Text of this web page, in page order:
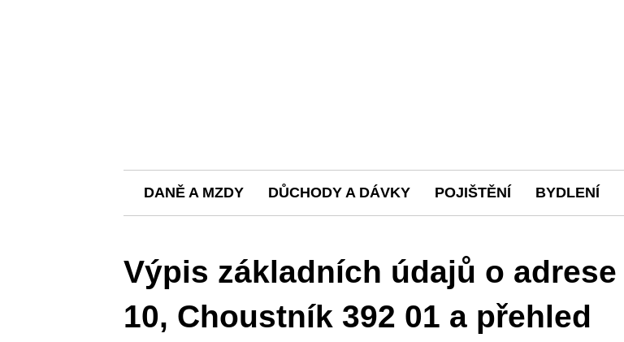
DANĚ A MZDY DŮCHODY A DÁVKY POJIŠTĚNÍ BYDLENÍ
Výpis základních údajů o adrese
10, Choustník 392 01 a přehled